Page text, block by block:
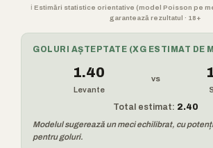
ℹ️ Estimări statistice orientative (model Poisson pe
garantează rezultatul · 18+
GOLURI AȘTEPTATE (XG ESTIMAT DE
1.40
Levante
vs
Total estimat: 2.40
Modelul sugerează un meci echilibrat, cu
pentru goluri.